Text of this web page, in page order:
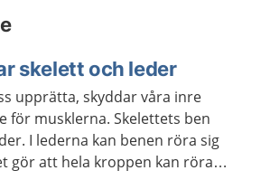
skelett och leder
upprätta, skyddar våra inre
för musklerna. Skelettets ben
I lederna kan benen röra sig
gör att hela kroppen kan röra